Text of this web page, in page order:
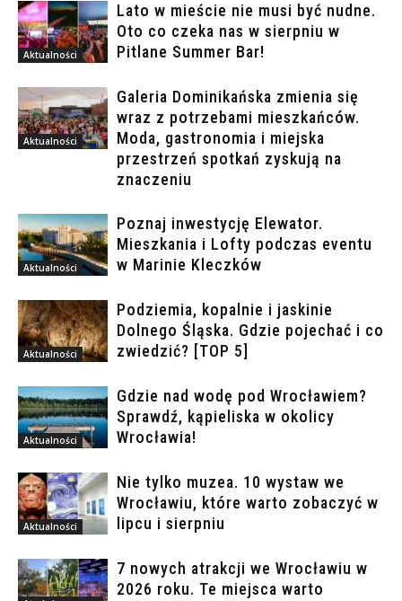
Aktualności
Lato w mieście nie musi być nudne.
Oto co czeka nas w sierpniu w
Pitlane Summer Bar!
Aktualności
Galeria Dominikańska zmienia się
wraz z potrzebami mieszkańców.
Moda, gastronomia i miejska
przestrzeń spotkań zyskują na
znaczeniu
Aktualności
Poznaj inwestycję Elewator.
Mieszkania i Lofty podczas eventu
w Marinie Kleczków
Aktualności
Podziemia, kopalnie i jaskinie
Dolnego Śląska. Gdzie pojechać i co
zwiedzić? [TOP 5]
Aktualności
Gdzie nad wodę pod Wrocławiem?
Sprawdź, kąpieliska w okolicy
Wrocławia!
Aktualności
Nie tylko muzea. 10 wystaw we
Wrocławiu, które warto zobaczyć w
lipcu i sierpniu
7 nowych atrakcji we Wrocławiu w
2026 roku. Te miejsca warto